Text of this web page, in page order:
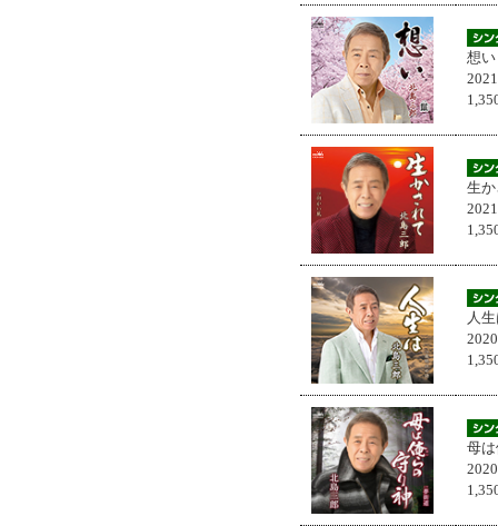
想い
生
人
母